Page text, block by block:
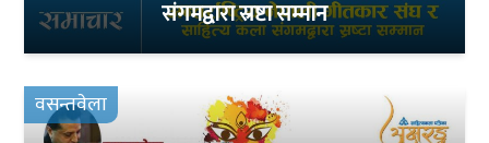
संगमद्वारा स्रष्टा सम्मान
वसन्तवेला